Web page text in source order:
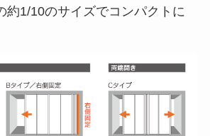
約1/10のサイズでコンパクトに